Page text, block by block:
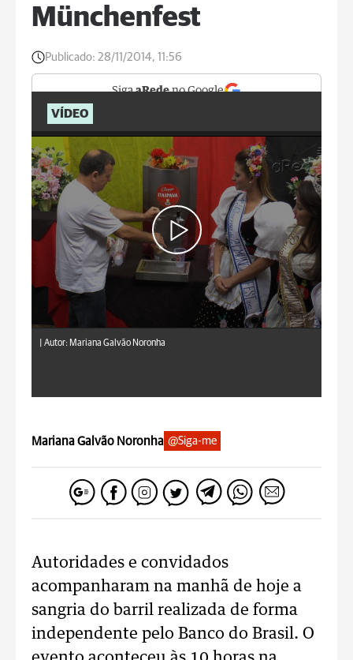
Münchenfest
Publicado: 28/11/2014, 11:56
SigaaRedeno Google
VÍDEO
Autor: Mariana Galvão Noronha
Mariana Galvão Noronha @Siga-me
Autoridades e convidados
acompanharam na manhã de hoje a
sangria do barril realizada de forma
independente pelo Banco do Brasil. O